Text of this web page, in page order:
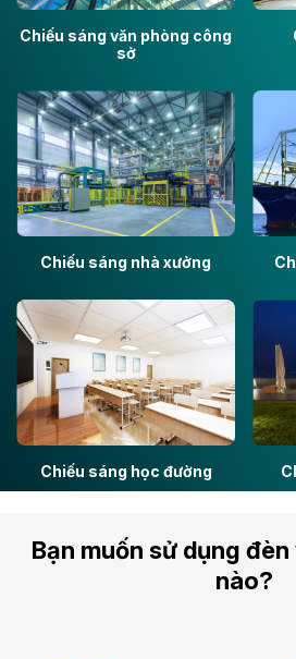
Chiếu sáng văn phòng công
sở
Chiếu sáng nhà xưởng
Chiếu sáng học đường
Bạn muốn sử dụng
nào?